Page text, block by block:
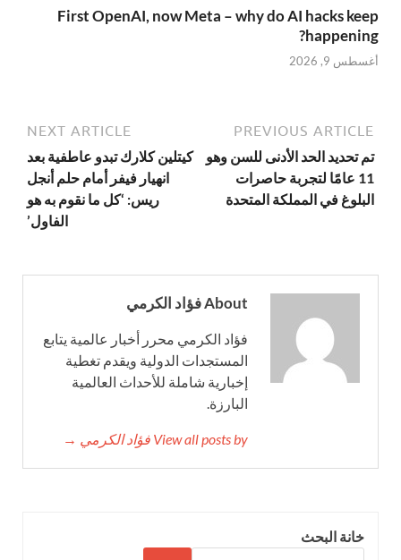
First OpenAI, now Meta – why do AI hacks keep
happening?
أغسطس 9, 2026
PREVIOUS ARTICLE
تم تحديد الحد الأدنى للسن وهو
11 عامًا لتجربة حاصرات
البلوغ في المملكة المتحدة
NEXT ARTICLE
كيتلين كلارك تبدو عاطفية بعد
انهيار فيفر أمام حلم أنجل
ريس: ‘كل ما نقوم به هو
الفاول’
About فؤاد الكرمي
فؤاد الكرمي محرر أخبار عالمية يتابع
المستجدات الدولية ويقدم تغطية
إخبارية شاملة للأحداث العالمية
البارزة.
View all posts by فؤاد الكرمي →
خانة البحث